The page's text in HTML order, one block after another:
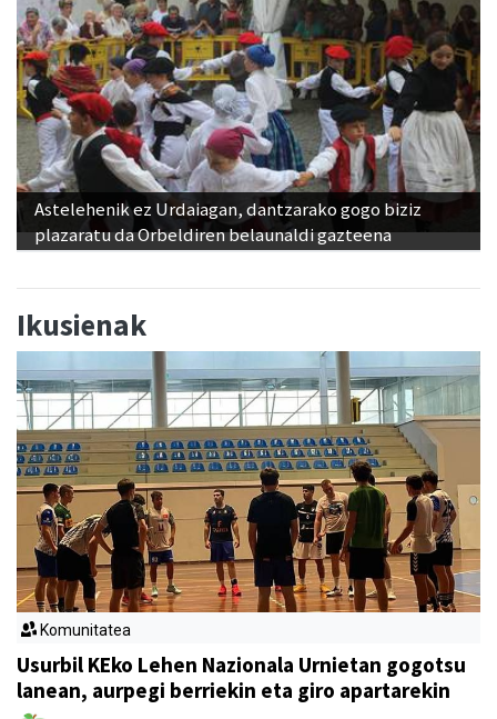
Astelehenik ez Urdaiagan, dantzarako gogo biziz
plazaratu da Orbeldiren belaunaldi gazteena
Ikusienak
Komunitatea
Usurbil KEko Lehen Nazionala Urnietan gogotsu
lanean, aurpegi berriekin eta giro apartarekin